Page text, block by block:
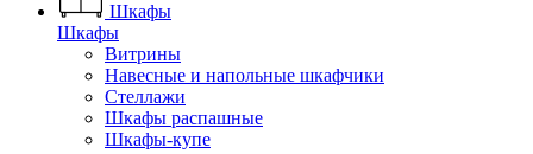
Шкафы
Шкафы
Витрины
Навесные и напольные шкафчики
Стеллажи
Шкафы распашные
Шкафы-купе